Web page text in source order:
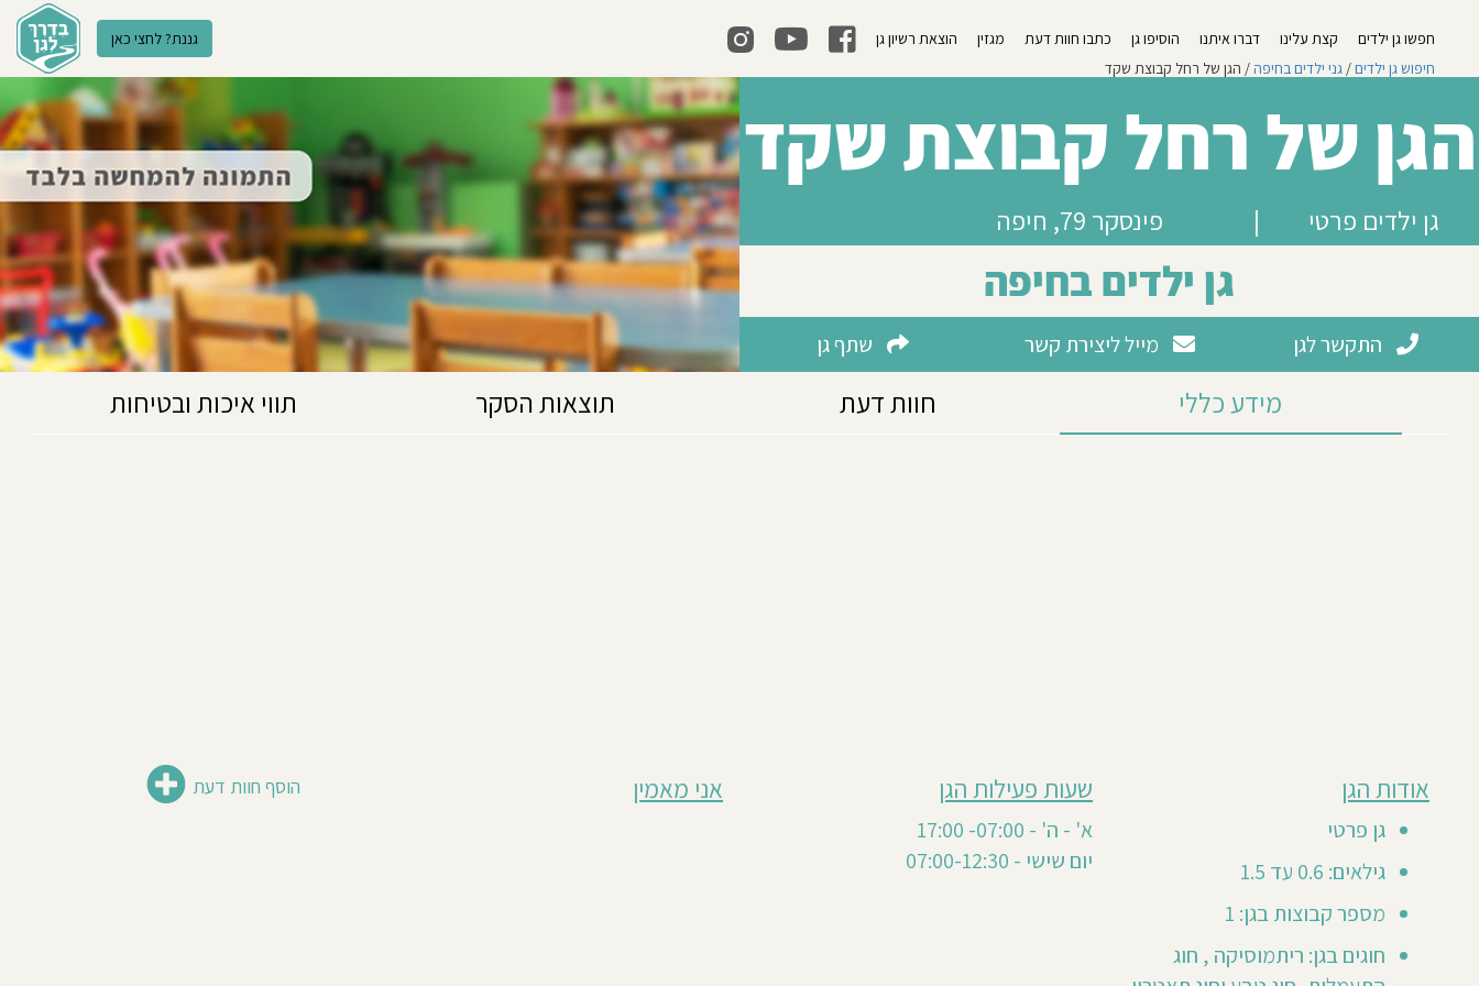
גננת? לחצי כאן חפשו גן ילדים קצת עלינו דברו איתנו הוסיפו גן כתבו חוות דעת מגזין
הוצאת רשיון גן
חיפוש גן ילדים/ גני ילדים בחיפה/ הגן של רחל קבוצת שקד
הגן של רחל קבוצת שקד
פינסקר 79, חיפה | גן ילדים פרטי
גן ילדים בחיפה
שתף גן מייל ליצירת קשר התקשר לגן
מידע כללי חוות דעת תוצאות הסקר תווי איכות ובטיחות
הוסף חוות דעת אני מאמין שעות פעילות הגן
א' - ה' - 07:00- 17:00
יום שישי - 07:00-12:30
אודות הגן
גן פרטי
גילאים: 0.6 עד 1.5
מספר קבוצות בגן: 1
חוגים בגן: ריתמוסיקה , חוג